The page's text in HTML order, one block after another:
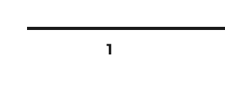
固定ページ1